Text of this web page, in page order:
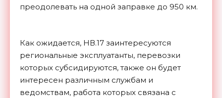
преодолевать на одной заправке до 950 км.
Как ожидается, НВ.17 заинтересуются
региональные эксплуатанты, перевозки
которых субсидируются, также он будет
интересен различным службам и
ведомствам, работа которых связана с